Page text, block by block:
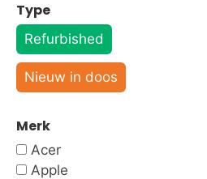
Type
Refurbished
Nieuw in doos
Merk
Acer
Apple